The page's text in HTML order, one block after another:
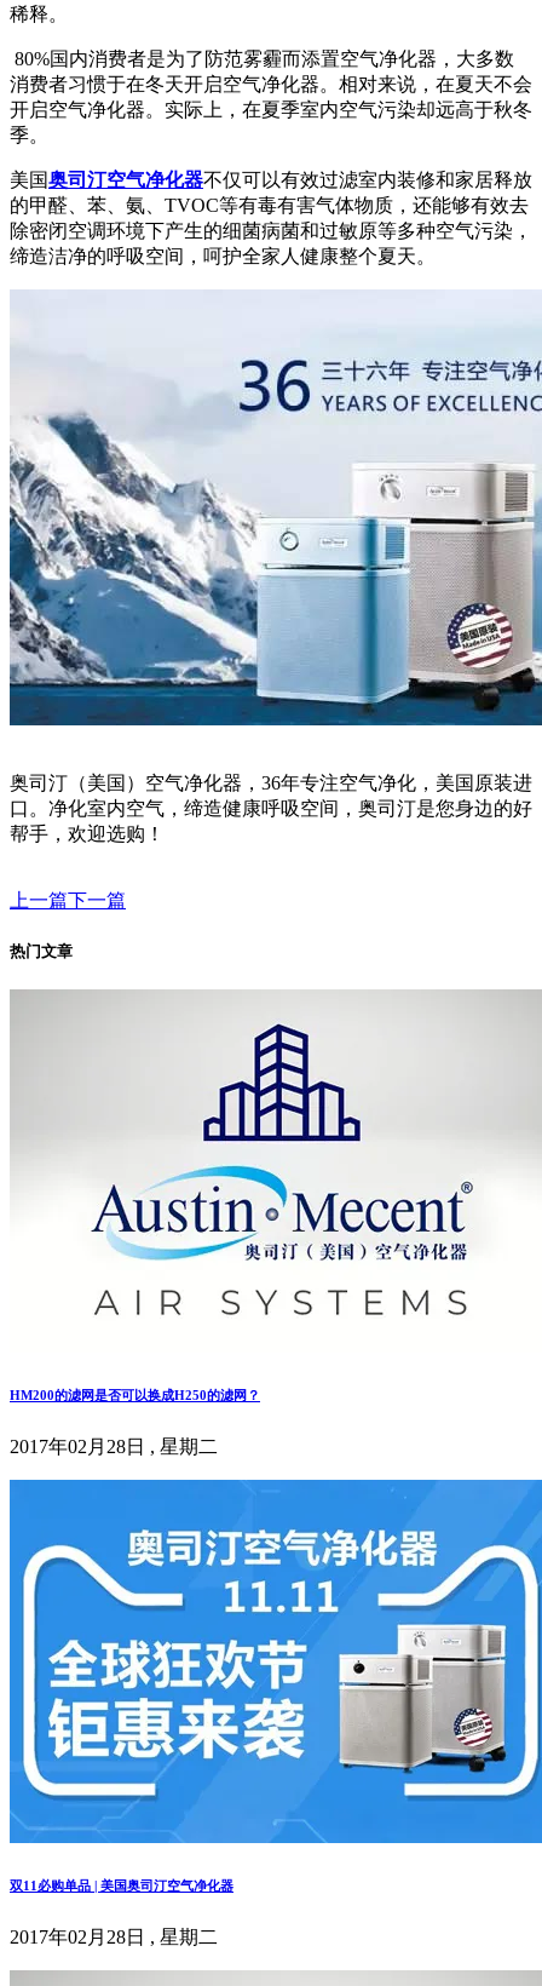
稀释。
80%国内消费者是为了防范雾霾而添置空气净化器，大多数
消费者习惯于在冬天开启空气净化器。相对来说，在夏天不会
开启空气净化器。实际上，在夏季室内空气污染却远高于秋冬
季。
美国奥司汀空气净化器不仅可以有效过滤室内装修和家居释放
的甲醛、苯、氨、TVOC等有毒有害气体物质，还能够有效去
除密闭空调环境下产生的细菌病菌和过敏原等多种空气污染，
缔造洁净的呼吸空间，呵护全家人健康整个夏天。
奥司汀（美国）空气净化器，36年专注空气净化，美国原装进
口。净化室内空气，缔造健康呼吸空间，奥司汀是您身边的好
帮手，欢迎选购！
上一篇下一篇
热门文章
HM200的滤网是否可以换成H250的滤网？
2017年02月28日 , 星期二
双11必购单品 | 美国奥司汀空气净化器
2017年02月28日 , 星期二